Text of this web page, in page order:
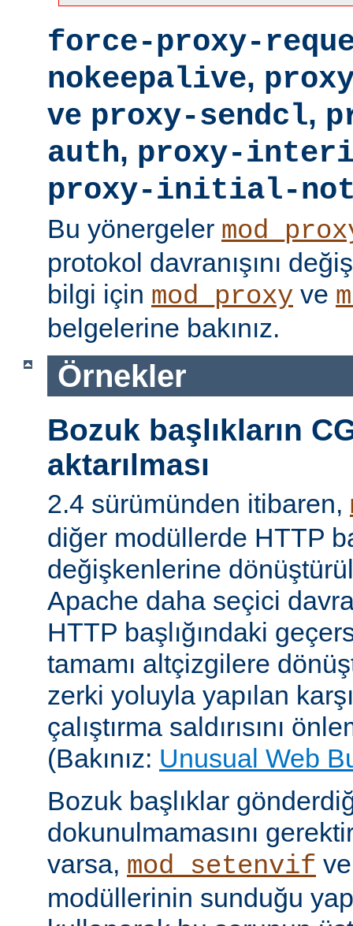
force-proxy-
nokeepalive,
ve proxy-sendcl,
auth, proxy-
proxy-initial-
Bu yönergeler
protokol davranışını
bilgi için mod_proxy ve
belgelerine bakınız.
Örnekler
Bozuk başlıkların
aktarılması
2.4 sürümünden itibaren,
diğer modüllerde HTTP
değişkenlerine
Apache daha seçici
HTTP başlığındaki
tamamı altçizgilere
zerki yoluyla yapılan
çalıştırma saldırısını
(Bakınız: Unusual Web
Bozuk başlıklar
dokunulmamasını
varsa, mod_setenvif
modüllerinin sunduğu